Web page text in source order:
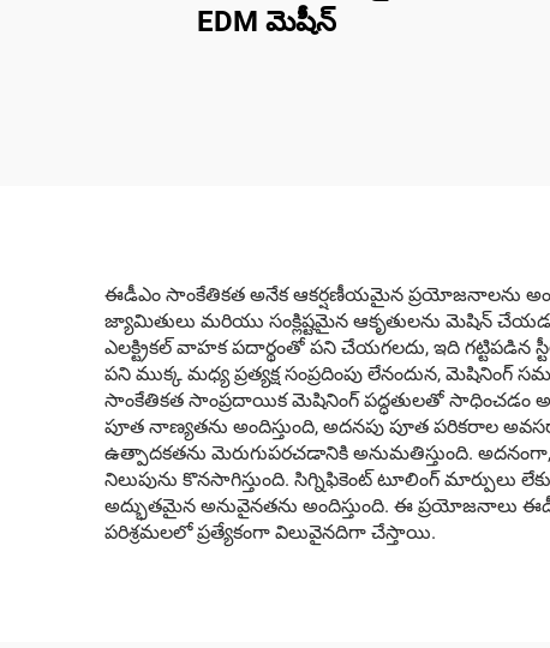
EDM మెషీన్
ఈడీఎం సాంకేతికత అనేక ఆకర్షణీయమైన ప్రయోజనాలను
జ్యామితులు మరియు సంక్లిష్టమైన ఆకృతులను మెషిన్
ఎలక్ట్రికల్ వాహక పదార్థంతో పని చేయగలదు, ఇది
పని ముక్క మధ్య ప్రత్యక్ష సంప్రదింపు లేనందున,
సాంకేతికత సాంప్రదాయిక మెషినింగ్ పద్ధతులతో సాధించడం
పూత నాణ్యతను అందిస్తుంది, అదనపు పూత పరికరాల
ఉత్పాదకతను మెరుగుపరచడానికి అనుమతిస్తుంది.
నిలుపును కొనసాగిస్తుంది. సిగ్నిఫికెంట్ టూలింగ్
అద్భుతమైన అనువైనతను అందిస్తుంది. ఈ
పరిశ్రమలలో ప్రత్యేకంగా విలువైనదిగా చేస్తాయి.